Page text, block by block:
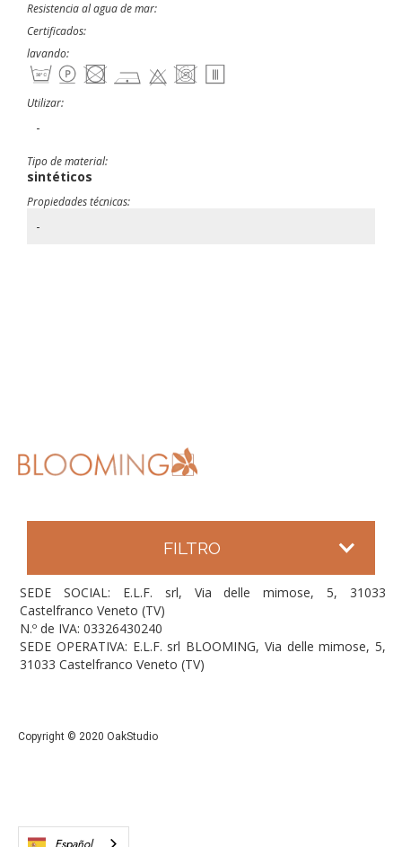
Resistencia al agua de mar:
Certificados:
lavando:
Utilizar:
-
Tipo de material:
sintéticos
Propiedades técnicas:
-
FILTRO
SEDE SOCIAL: E.L.F. srl, Via delle mimose, 5, 31033
Castelfranco Veneto (TV)
N.º de IVA: 03326430240
SEDE OPERATIVA: E.L.F. srl BLOOMING, Via delle mimose, 5,
31033 Castelfranco Veneto (TV)
Copyright © 2020 OakStudio
Español